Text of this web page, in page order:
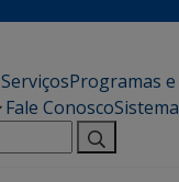
ServiçosProgramas
Fale Conosco